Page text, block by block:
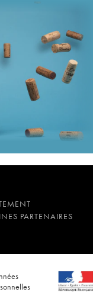
PARTENAIRES